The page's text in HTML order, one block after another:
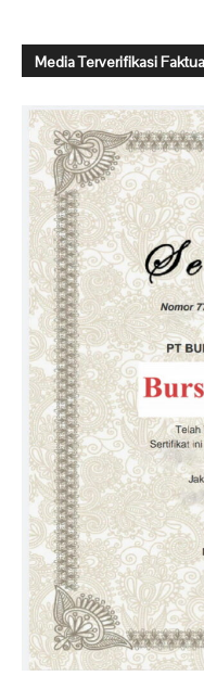
Media Terverifikasi